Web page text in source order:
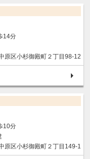
14分
原区小杉御殿町２丁目98-12
10分
原区小杉御殿町２丁目149-1